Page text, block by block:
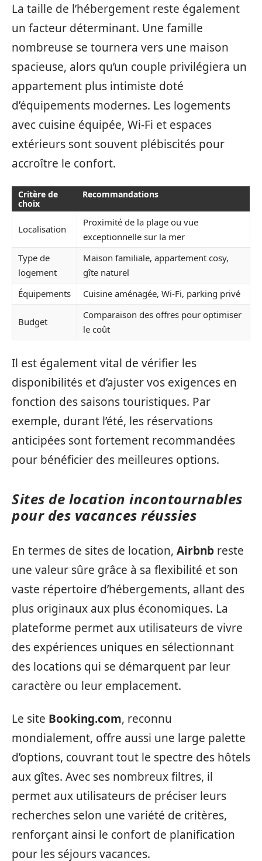
La taille de l’hébergement reste également
un facteur déterminant. Une famille
nombreuse se tournera vers une maison
spacieuse, alors qu’un couple privilégiera un
appartement plus intimiste doté
d’équipements modernes. Les logements
avec cuisine équipée, Wi-Fi et espaces
extérieurs sont souvent plébiscités pour
accroître le confort.
Critère de
choix
Recommandations
Localisation
Proximité de la plage ou vue
exceptionnelle sur la mer
Type de
logement
Maison familiale, appartement cosy,
gîte naturel
Équipements
Cuisine aménagée, Wi-Fi, parking privé
Budget
Comparaison des offres pour optimiser
le coût
Il est également vital de vérifier les
disponibilités et d’ajuster vos exigences en
fonction des saisons touristiques. Par
exemple, durant l’été, les réservations
anticipées sont fortement recommandées
pour bénéficier des meilleures options.
Sites de location incontournables
pour des vacances réussies
En termes de sites de location, Airbnb reste
une valeur sûre grâce à sa flexibilité et son
vaste répertoire d’hébergements, allant des
plus originaux aux plus économiques. La
plateforme permet aux utilisateurs de vivre
des expériences uniques en sélectionnant
des locations qui se démarquent par leur
caractère ou leur emplacement.
Le site Booking.com, reconnu
mondialement, offre aussi une large palette
d’options, couvrant tout le spectre des hôtels
aux gîtes. Avec ses nombreux filtres, il
permet aux utilisateurs de préciser leurs
recherches selon une variété de critères,
renforçant ainsi le confort de planification
pour les séjours vacances.